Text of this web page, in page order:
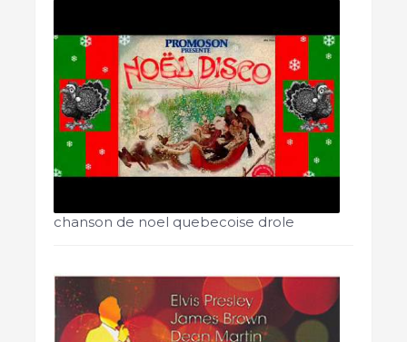
chanson de noel quebecoise drole